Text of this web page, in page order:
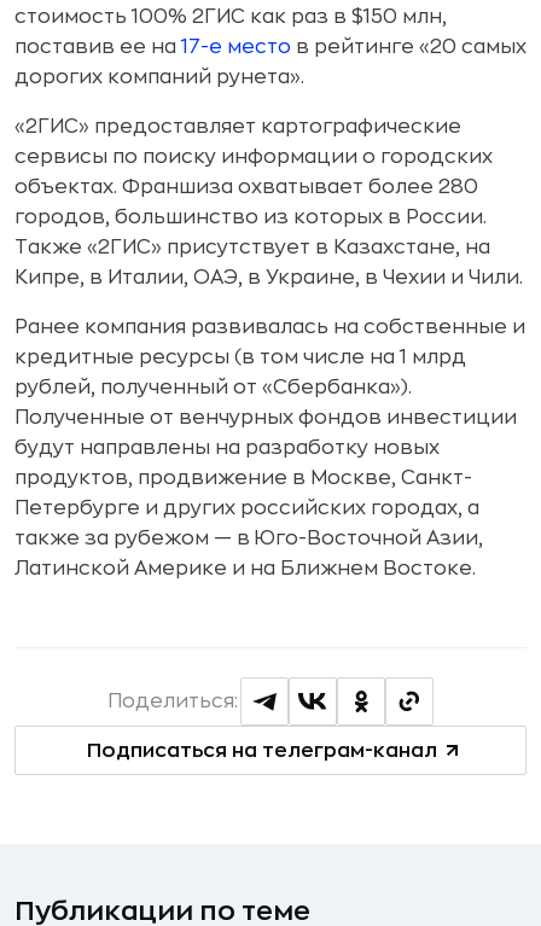
стоимость 100% 2ГИС как раз в $150 млн,
поставив ее на17-е место в рейтинге «20 самых
дорогих компаний рунета».
«2ГИС» предоставляет картографические
сервисы по поиску информации о городских
объектах. Франшиза охватывает более 280
городов, большинство из которых в России.
Также «2ГИС» присутствует в Казахстане, на
Кипре, в Италии, ОАЭ, в Украине, в Чехии и Чили.
Ранее компания развивалась на собственные и
кредитные ресурсы (в том числе на 1 млрд
рублей, полученный от «Сбербанка»).
Полученные от венчурных фондов инвестиции
будут направлены на разработку новых
продуктов, продвижение в Москве, Санкт-
Петербурге и других российских городах, а
также за рубежом — в Юго-Восточной Азии,
Латинской Америке и на Ближнем Востоке.
Подписаться на телеграм-канал
Поделиться:
Публикации по теме